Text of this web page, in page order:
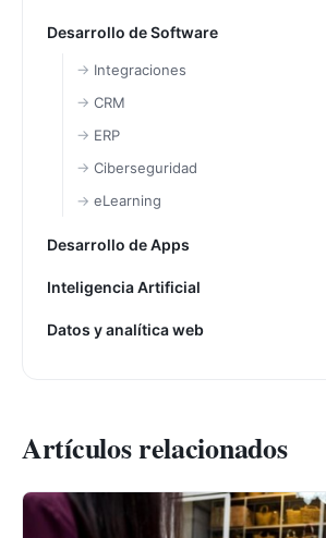
Desarrollo de Software
Integraciones
CRM
ERP
Ciberseguridad
eLearning
Desarrollo de Apps
Inteligencia Artificial
Datos y analítica web
Artículos relacionados